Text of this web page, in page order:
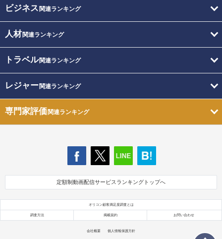
ビジネス 関連ランキング
人材関連ランキング
トラベル関連ランキング
レジャー関連ランキング
専門家評価関連ランキング
定額制動画配信サービスランキングトップへ
オリコン顧客満足度調査とは
調査方法 掲載規約 お問い合わせ
会社概要 個人情報保護方針